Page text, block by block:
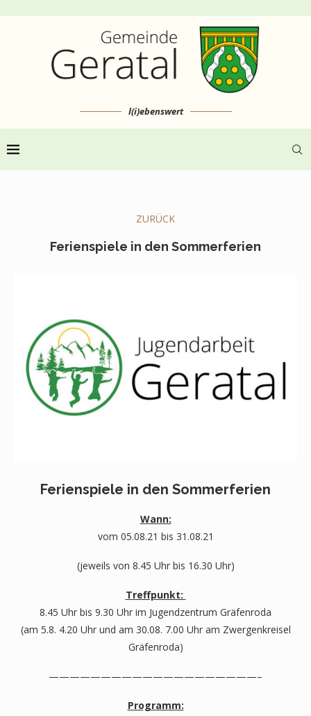
l(i)ebenswert
ZURÜCK
Ferienspiele in den Sommerferien
Ferienspiele in den Sommerferien
Wann:
vom 05.08.21 bis 31.08.21
(jeweils von 8.45 Uhr bis 16.30 Uhr)
Treffpunkt:
8.45 Uhr bis 9.30 Uhr im Jugendzentrum Gräfenroda
(am 5.8. 4.20 Uhr und am 30.08. 7.00 Uhr am Zwergenkreisel
Gräfenroda)
————————————————————–
Programm: